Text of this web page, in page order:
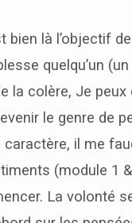
bien là l’objectif
quelqu’un
la colère, Je peux
le genre de
il me
(module 1 &
La volonté